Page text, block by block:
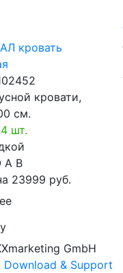
кровать
кровати,
см.
шт.
A B
23999 руб.
GmbH
& Support